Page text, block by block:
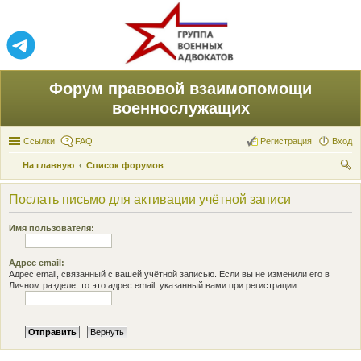
Форум правовой взаимопомощи
военнослужащих
Ссылки FAQ Вход
Регистрация
На главную
Список форумов
ои
Послать письмо для активации учётной записи
Имя пользователя:
Адрес email:
Адрес email, связанный с вашей учётной записью. Если вы не изменили его в
Личном разделе, то это адрес email, указанный вами при регистрации.